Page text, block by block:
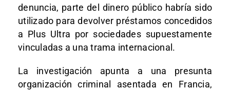
denuncia, parte del dinero público habría sido
utilizado para devolver préstamos concedidos
a Plus Ultra por sociedades supuestamente
vinculadas a una trama internacional.
La investigación apunta a una presunta
organización criminal asentada en Francia,